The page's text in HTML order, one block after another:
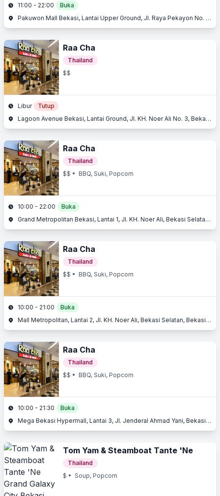
11:00 - 22:00
Buka
Pakuwon Mall Bekasi, Lantai Upper Ground, Jl. Raya Pekayon No. 2, Bekasi Selatan, Bekasi, Jawa Barat
Raa Cha
Thailand
$$
Libur
Tutup
Lagoon Avenue Bekasi, Lantai Ground, Jl. KH. Noer Ali No. 3, Bekasi Selatan, Bekasi, Jawa Barat
Raa Cha
Thailand
$$ • BBQ, Suki, Popcorn
10:00 - 22:00
Buka
Grand Metropolitan Bekasi, Lantai 1, Jl. KH. Noer Ali, Bekasi Selatan, Bekasi, Jawa Barat
Raa Cha
Thailand
$$ • BBQ, Suki, Popcorn
10:00 - 21:00
Buka
Mall Metropolitan, Lantai 2, Jl. KH. Noer Ali, Bekasi Selatan, Bekasi, Jawa Barat
Raa Cha
Thailand
$$ • BBQ, Suki, Popcorn
10:00 - 21:30
Buka
Mega Bekasi Hypermall, Lantai 3, Jl. Jenderal Ahmad Yani, Bekasi Selatan, Bekasi, Jawa Barat
Tom Yam & Steamboat Tante 'Ne
Thailand
$ • Soup, Popcorn